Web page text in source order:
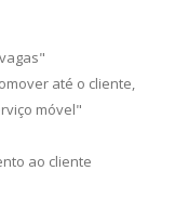
vagas"
até o cliente,
móvel"
ao cliente